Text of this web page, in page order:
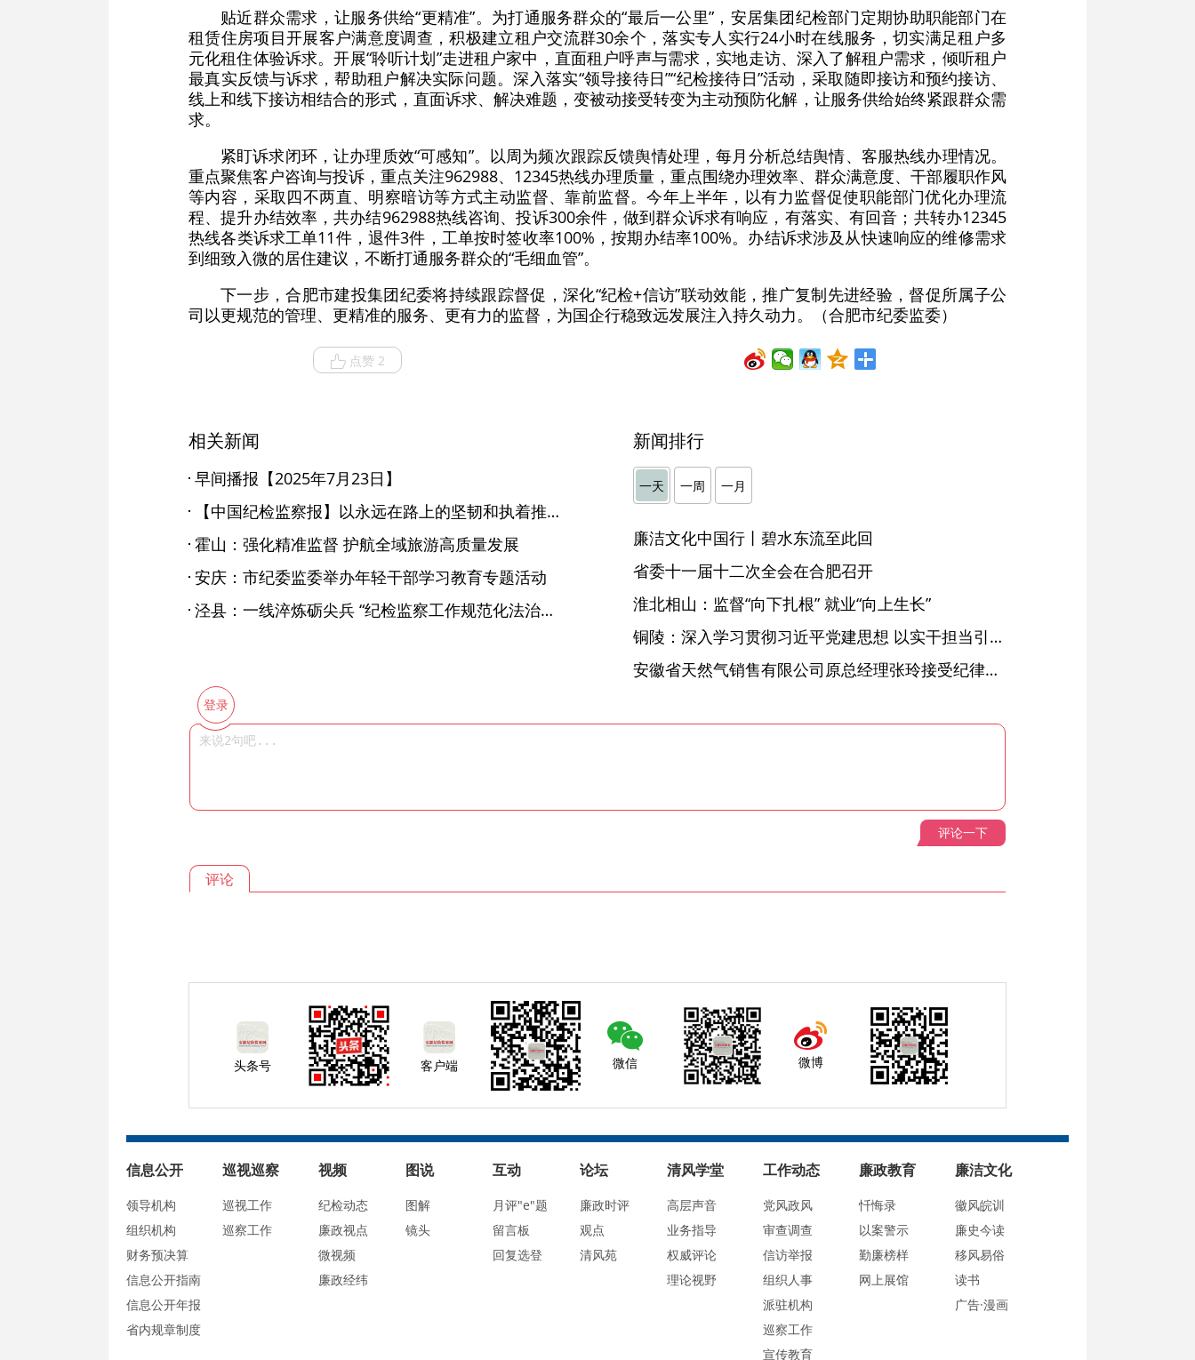
贴近群众需求，让服务供给“更精准”。为打通服务群众的“最后一公里”，安居集团纪检部门定期协助职能部门在
租赁住房项目开展客户满意度调查，积极建立租户交流群30余个，落实专人实行24小时在线服务，切实满足租户多
元化租住体验诉求。开展“聆听计划”走进租户家中，直面租户呼声与需求，实地走访、深入了解租户需求，倾听租户
最真实反馈与诉求，帮助租户解决实际问题。深入落实“领导接待日”“纪检接待日”活动，采取随即接访和预约接访、
线上和线下接访相结合的形式，直面诉求、解决难题，变被动接受转变为主动预防化解，让服务供给始终紧跟群众需
求。
紧盯诉求闭环，让办理质效“可感知”。以周为频次跟踪反馈舆情处理，每月分析总结舆情、客服热线办理情况。
重点聚焦客户咨询与投诉，重点关注962988、12345热线办理质量，重点围绕办理效率、群众满意度、干部履职作风
等内容，采取四不两直、明察暗访等方式主动监督、靠前监督。今年上半年，以有力监督促使职能部门优化办理流
程、提升办结效率，共办结962988热线咨询、投诉300余件，做到群众诉求有响应，有落实、有回音；共转办12345
热线各类诉求工单11件，退件3件，工单按时签收率100%，按期办结率100%。办结诉求涉及从快速响应的维修需求
到细致入微的居住建议，不断打通服务群众的“毛细血管”。
下一步，合肥市建投集团纪委将持续跟踪督促，深化“纪检+信访”联动效能，推广复制先进经验，督促所属子公
司以更规范的管理、更精准的服务、更有力的监督，为国企行稳致远发展注入持久动力。（合肥市纪委监委）
点赞 2
相关新闻
早间播报【2025年7月23日】
【中国纪检监察报】以永远在路上的坚韧和执着推进全面从严治党
霍山：强化精准监督 护航全域旅游高质量发展
安庆：市纪委监委举办年轻干部学习教育专题活动
泾县：一线淬炼砺尖兵 “纪检监察工作规范化法治化正规化建设”引领铸铁军
新闻排行
一天 一周 一月
廉洁文化中国行丨碧水东流至此回
省委十一届十二次全会在合肥召开
淮北相山：监督“向下扎根” 就业“向上生长”
铜陵：深入学习贯彻习近平党建思想 以实干担当引领纪检监察工作高质量发展
安徽省天然气销售有限公司原总经理张玲接受纪律审查和监察调查
登录
评论一下
评论
头条号 客户端 微信 微博
信息公开
领导机构
组织机构
财务预决算
信息公开指南
信息公开年报
省内规章制度
巡视巡察
巡视工作
巡察工作
视频
纪检动态
廉政视点
微视频
廉政经纬
图说
图解
镜头
互动
月评"e"题
留言板
回复选登
论坛
廉政时评
观点
清风苑
清风学堂
高层声音
业务指导
权威评论
理论视野
工作动态
党风政风
审查调查
信访举报
组织人事
派驻机构
巡察工作
宣传教育
廉政教育
忏悔录
以案警示
勤廉榜样
网上展馆
廉洁文化
徽风皖训
廉史今读
移风易俗
读书
广告·漫画